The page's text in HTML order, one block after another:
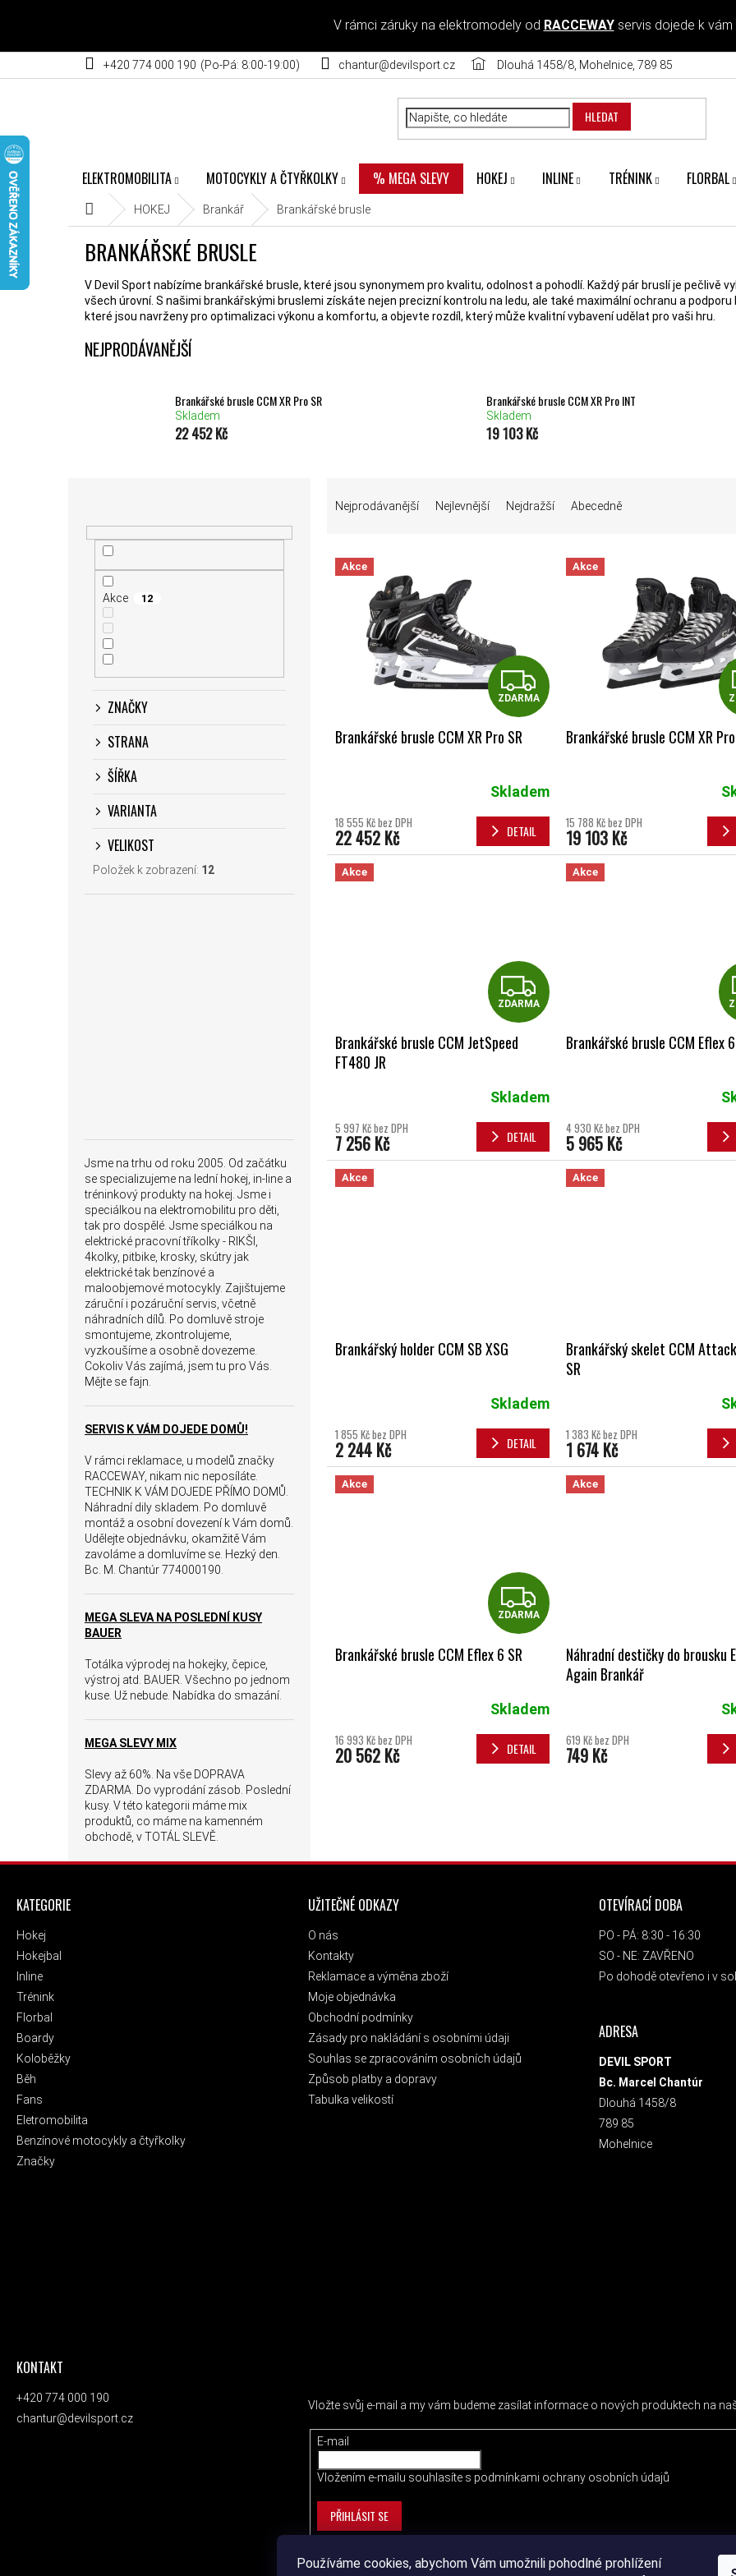
Používáme cookies, abychom Vám umožnili pohodlné prohlížení
V rámci záruky na elektromodely od RACCEWAYservis dojede k vám
+420 774 000 190 chantur@devilsport.cz Dlouhá 1458/8, Mohelnice, 789 85
HLEDAT
ELEKTROMOBILITA MOTOCYKLY A ČTYŘKOLKY % MEGA SLEVY HOKEJ INLINE TRÉNINK FLORBAL
Domů HOKEJ Brankář Brankářské brusle
BRANKÁŘSKÉ BRUSLE
V Devil Sport nabízíme brankářské brusle, které jsou synonymem pro kvalitu, odolnost a pohodlí. Každý pár bruslí je pečlivě
všech úrovní. S našimi brankářskými bruslemi získáte nejen precizní kontrolu na ledu, ale také maximální ochranu a
které jsou navrženy pro optimalizaci výkonu a komfortu, a objevte rozdíl, který může kvalitní vybavení udělat pro vaši hru.
NEJPRODÁVANĚJŠÍ
Brankářské brusle CCM XR Pro SR
Skladem
22 452 Kč
Brankářské brusle CCM XR Pro INT
Skladem
19 103 Kč
Akce 12
ZNAČKY
STRANA
ŠÍŘKA
VARIANTA
VELIKOST
Položek k zobrazení: 12
Jsme na trhu od roku 2005. Od začátku
se specializujeme na lední hokej, in-line a
tréninkový produkty na hokej. Jsme i
speciálkou na elektromobilitu pro děti,
tak pro dospělé. Jsme speciálkou na
elektrické pracovní tříkolky - RIKŠI,
4kolky, pitbike, krosky, skútry jak
elektrické tak benzínové a
maloobjemové motocykly. Zajištujeme
záruční i pozáruční servis, včetně
náhradních dílů. Po domluvě stroje
smontujeme, zkontrolujeme,
vyzkoušíme a osobně dovezeme.
Cokoliv Vás zajímá, jsem tu pro Vás.
Mějte se fajn.
SERVIS K VÁM DOJEDE DOMŮ!
V rámci reklamace, u modelů značky
RACCEWAY, nikam nic neposíláte.
TECHNIK K VÁM DOJEDE PŘÍMO DOMŮ.
Náhradní dily skladem. Po domluvě
montáž a osobní dovezení k Vám domů.
Udělejte objednávku, okamžitě Vám
zavoláme a domluvíme se. Hezký den.
Bc. M. Chantúr 774000190.
MEGA SLEVA NA POSLEDNÍ KUSY
BAUER
Totálka výprodej na hokejky, čepice,
výstroj atd. BAUER. Všechno po jednom
kuse. Už nebude. Nabídka do smazání.
MEGA SLEVY MIX
Slevy až 60%. Na vše DOPRAVA
ZDARMA. Do vyprodání zásob. Poslední
kusy. V této kategorii máme mix
produktů, co máme na kamenném
obchodě, v TOTÁL SLEVĚ.
Nejprodávanější Nejlevnější Nejdražší Abecedně
VÝPIS PRODUKTŮ
Akce
ZDARMA
ZDARMA
Brankářské brusle CCM XR Pro SR
Skladem
18 555 Kč bez DPH
22 452 Kč DETAIL
Akce
Brankářské brusle CCM XR
15 788 Kč bez DPH
19 103 Kč
Akce
ZDARMA
ZDARMA
Brankářské brusle CCM JetSpeed
FT480 JR
Skladem
5 997 Kč bez DPH
7 256 Kč DETAIL
Akce
Brankářské brusle CCM Eflex
4 930 Kč bez DPH
5 965 Kč
Akce
Brankářský holder CCM SB XSG
Skladem
1 855 Kč bez DPH
2 244 Kč DETAIL
Akce
Brankářský skelet CCM
SR
1 383 Kč bez DPH
1 674 Kč
Akce
ZDARMA
ZDARMA
Brankářské brusle CCM Eflex 6 SR
Skladem
16 993 Kč bez DPH
20 562 Kč DETAIL
Akce
Náhradní destičky do brousku
Again Brankář
619 Kč bez DPH
749 Kč
ZÁPATÍ
KATEGORIE
Hokej
Hokejbal
Inline
Trénink
Florbal
Boardy
Koloběžky
Běh
Fans
Eletromobilita
Benzínové motocykly a čtyřkolky
Značky
UŽITEČNÉ ODKAZY
O nás
Kontakty
Reklamace a výměna zboží
Moje objednávka
Obchodní podmínky
Zásady pro nakládání s osobními údaji
Souhlas se zpracováním osobních údajů
Způsob platby a dopravy
Tabulka velikostí
OTEVÍRACÍ DOBA
PO - PÁ: 8:30 - 16:30
SO - NE: ZAVŘENO
Po dohodě otevřeno i v
ADRESA
DEVIL SPORT
Bc. Marcel Chantúr
Dlouhá 1458/8
789 85
Mohelnice
KONTAKT
+420 774 000 190
chantur@devilsport.cz
Vložte svůj e-mail a my vám budeme zasílat informace o nových produktech na
E-mail
Vložením e-mailu souhlasíte s podmínkami ochrany osobních údajů
PŘIHLÁSIT SE